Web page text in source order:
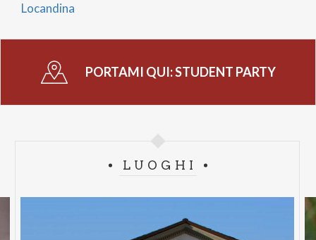
Locandina
PORTAMI QUI:STUDENT PARTY
LUOGHI